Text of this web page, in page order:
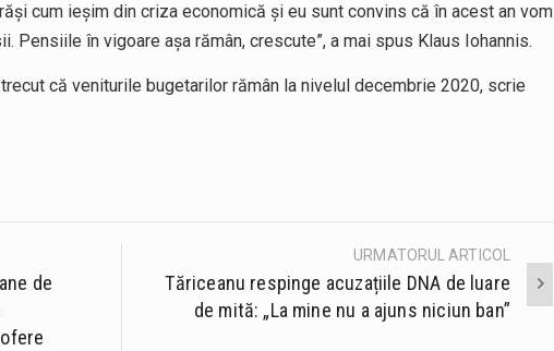
cum ieşim din criza economică şi eu sunt convins că în acest an vom
Pensiile în vigoare aşa rămân, crescute”, a mai spus Klaus Iohannis.
că veniturile bugetarilor rămân la nivelul decembrie 2020, scrie
de
URMATORUL ARTICOL
Tăriceanu respinge acuzațiile DNA de luare
de mită: „La mine nu a ajuns niciun ban”